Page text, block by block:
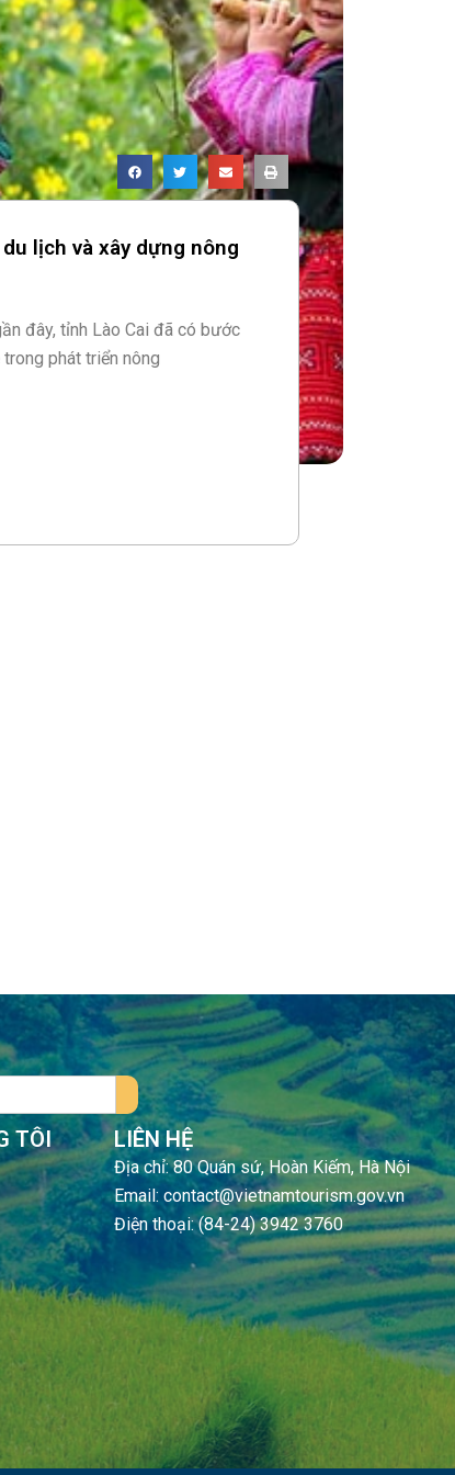
lịch và xây dựng nông
đây, tỉnh Lào Cai đã có bước
phát triển nông
TÔI LIÊN HỆ
Địa chỉ: 80 Quán sứ, Hoàn Kiếm, Hà Nội
Email: contact@vietnamtourism.gov.vn
Điện thoại: (84-24) 3942 3760